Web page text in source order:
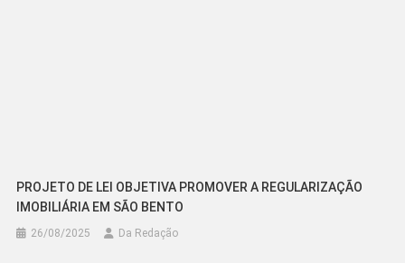
PROJETO DE LEI OBJETIVA PROMOVER A REGULARIZAÇÃO
IMOBILIÁRIA EM SÃO BENTO
26/08/2025 Da Redação